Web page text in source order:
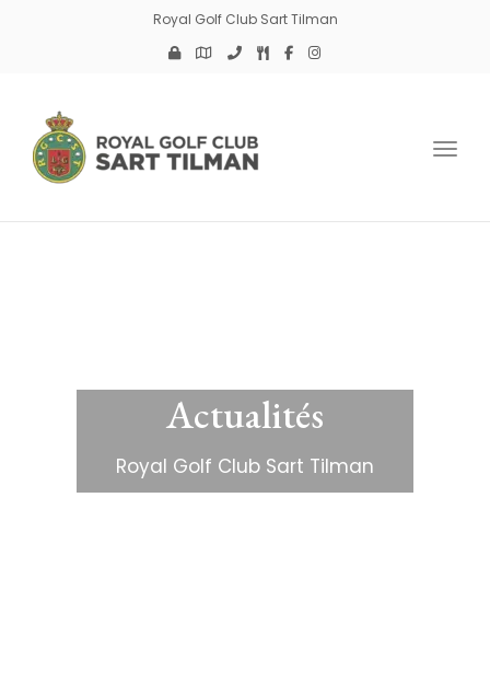
Royal Golf Club Sart Tilman
Actualités
Royal Golf Club Sart Tilman